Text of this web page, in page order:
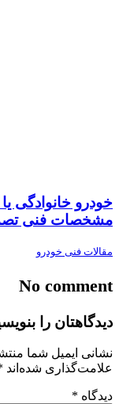
خودرو خانوادگی
مشخصات فنی
مقالات فنی خودرو
No comment
دیدگاهتان را
نشانی ایمیل شما
علامت‌گذاری شده‌اند
دیدگاه *